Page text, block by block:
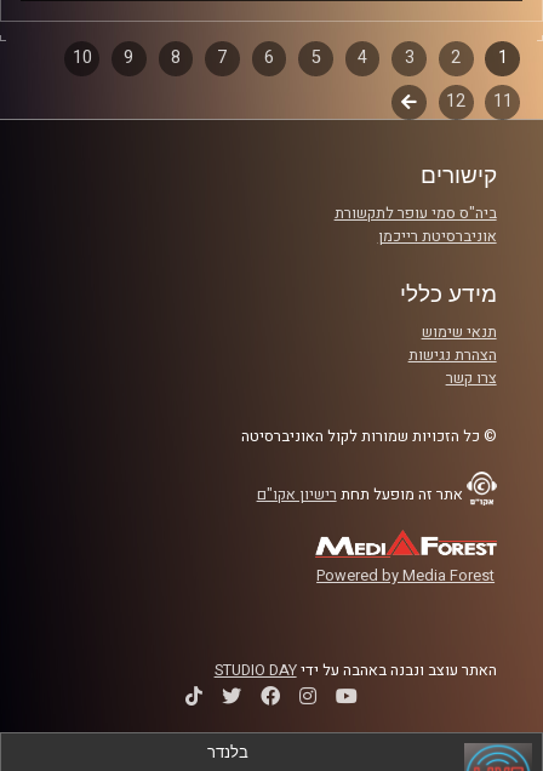
שעה של מוזיקה ישראלית עם ארגמן שפי רפלד
קרדיט תמונות:Elior Buchnik
דפדוף
פרקים
1
2
3
4
5
6
7
8
9
10
11
12
לשלב
קישורים
ביה"ס סמי עופר לתקשורת
אוניברסיטת רייכמן
מידע כללי
תנאי שימוש
הצהרת נגישות
צרו קשר
© כל הזכויות שמורות לקול האוניברסיטה
אתר זה מופעל תחת רישיון אקו"ם
Powered by Media Forest
האתר עוצב ונבנה באהבה על ידיSTUDIO DAY
בלנדר